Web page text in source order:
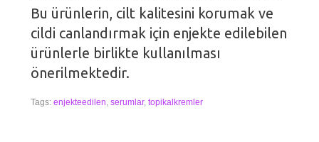
Bu ürünlerin, cilt kalitesini korumak ve
cildi canlandırmak için enjekte edilebilen
ürünlerle birlikte kullanılması
önerilmektedir.
Tags:enjekteedilen,serumlar,topikalkremler